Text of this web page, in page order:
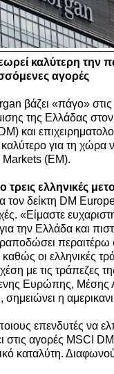
καλύτερη την
αγορές
βάζει «πάγο»
της Ελλάδας στον
και
για τη χώρα
(EM).
τρεις ελληνικές
τον δείκτη DM
«Είμαστε
την Ελλάδα και
περαιτέρω
οι ελληνικές
με τις τράπεζες
Ευρώπης, Μέσης
η
επενδυτές να
στις αγορές MSCI
καταλύτη.